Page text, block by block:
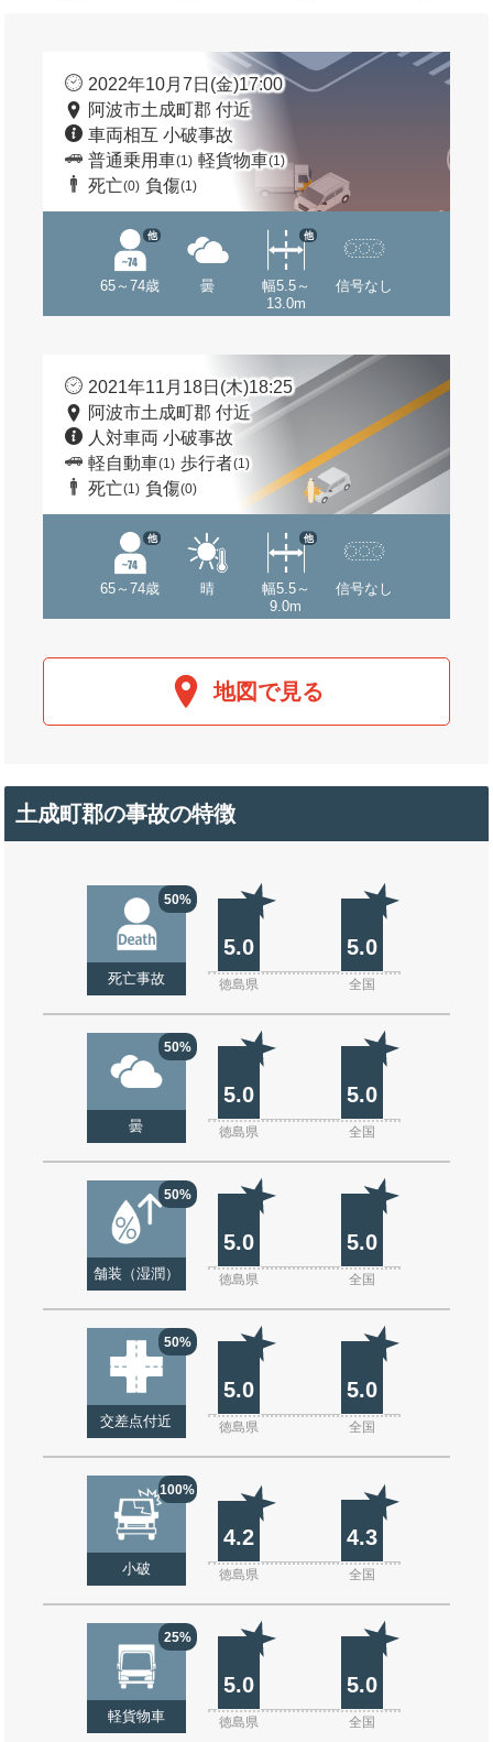
2022年10月7日(金)17:00
阿波市土成町郡 付近
車両相互 小破事故
普通乗用車(1) 軽貨物車(1)
死亡(0) 負傷(1)
65～74歳
他
曇
幅5.5～
13.0m
他
信号なし
2021年11月18日(木)18:25
阿波市土成町郡 付近
人対車両 小破事故
軽自動車(1) 歩行者(1)
死亡(1) 負傷(0)
65～74歳
他
晴
幅5.5～
9.0m
他
信号なし
地図で見る
土成町郡の事故の特徴
50%
死亡事故
5.0 5.0
徳島県 全国
50%
曇
5.0 5.0
徳島県 全国
50%
舗装（湿潤）
5.0 5.0
徳島県 全国
50%
交差点付近
5.0 5.0
徳島県 全国
100%
小破
4.2 4.3
徳島県 全国
25%
軽貨物車
5.0 5.0
徳島県 全国